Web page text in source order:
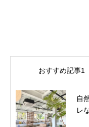
おすすめ記事1
自
レ